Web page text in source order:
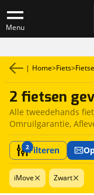
Menu
| Home>Fiets>
2 fietsen
Alle tweedehands
Omruilgarantie,
2Filteren
iMove Zwart